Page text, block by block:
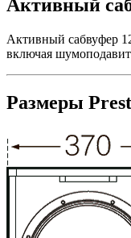
Активный
Активный сабвуфер
включая
Размеры